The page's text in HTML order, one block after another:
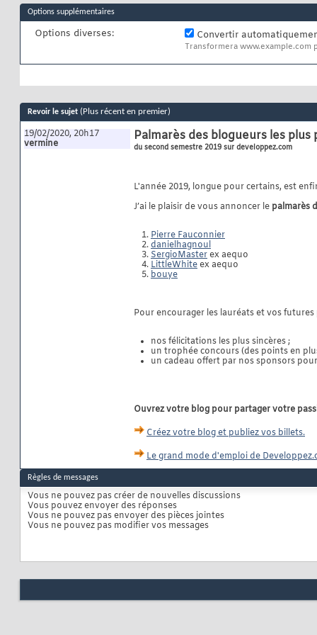
Options supplémentaires
Options diverses: Convertir
Transformera www.example.com
Revoir le sujet (Plus récent en premier)
19/02/2020, 20h17
vermine
Palmarès des blogueurs les plus
du second semestre 2019 sur developpez.com
L'année 2019, longue pour certains, est
J’ai le plaisir de vous annoncer le palmarès
Pierre Fauconnier
danielhagnoul
SergioMasterex aequo
LittleWhiteex aequo
bouye
Pour encourager les lauréats et vos
nos félicitations les plus sincères ;
un trophée concours (des points en
un cadeau offert par nos sponsors
Ouvrez votre blog pour partager votre
Créez votre blog et publiez vos billets.
Le grand mode d'emploi de
Règles de messages
Vous ne pouvez pascréer de nouvelles discussions
Vous pouvezenvoyer des réponses
Vous ne pouvez pasenvoyer des pièces jointes
Vous ne pouvez pas modifier vos messages